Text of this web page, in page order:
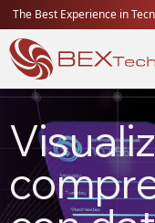
The Best Experience in